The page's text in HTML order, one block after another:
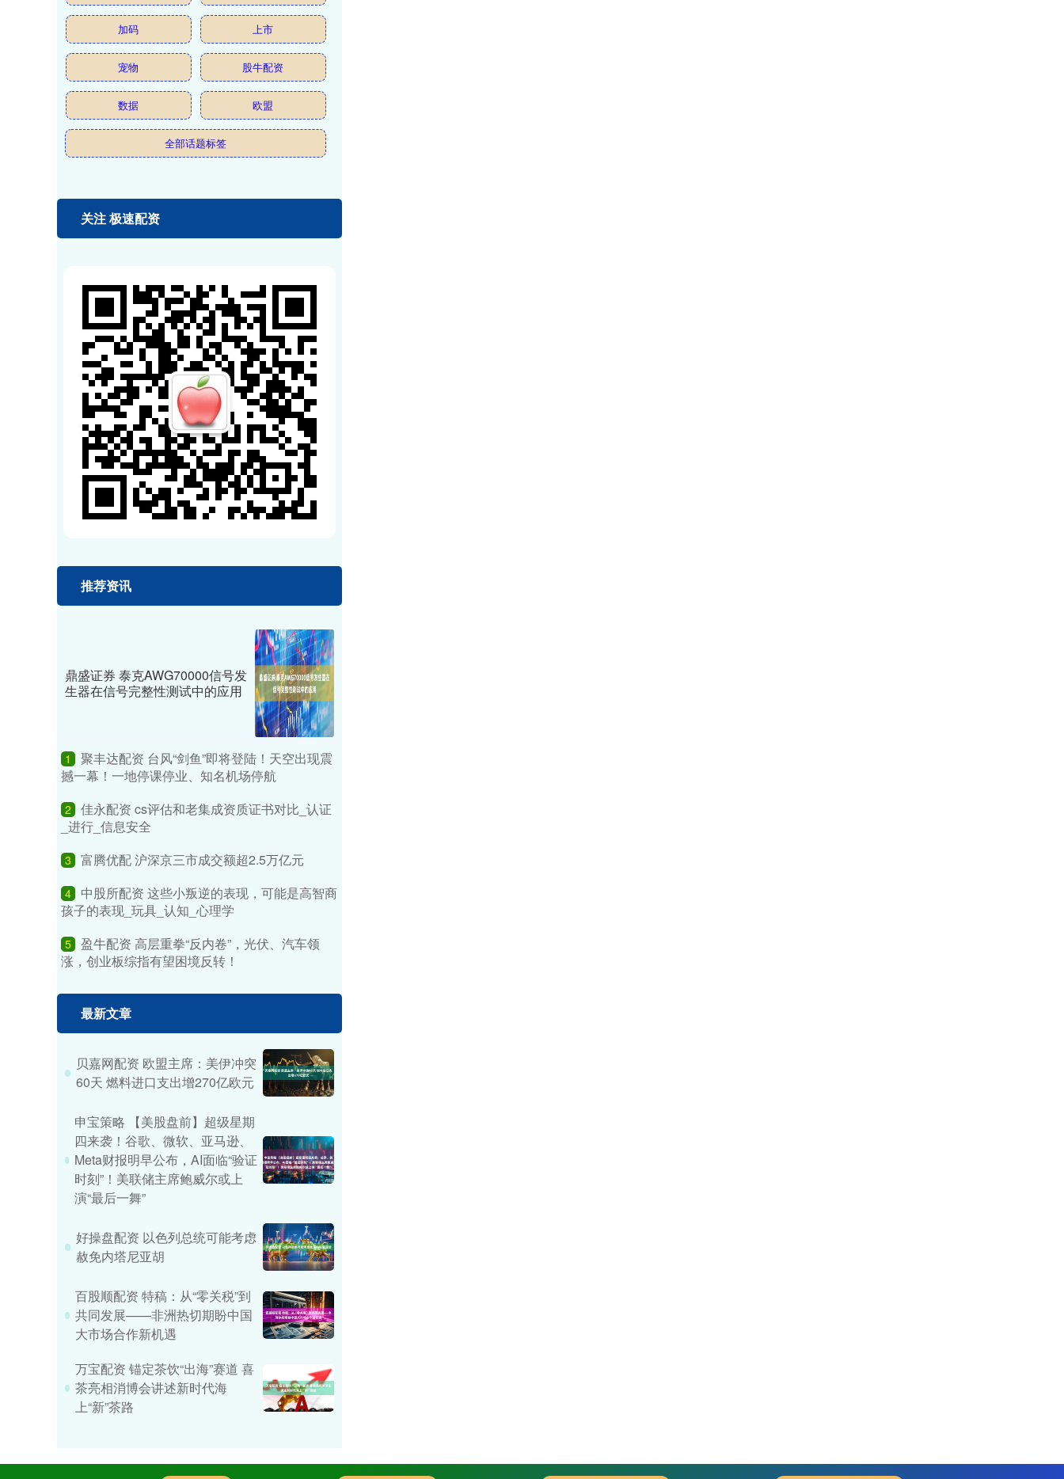
加码 上市
宠物 股牛配资
数据 欧盟
全部话题标签
关注 极速配资
推荐资讯
鼎盛证券 泰克AWG70000信号发
生器在信号完整性测试中的应用
1
聚丰达配资 台风“剑鱼”即将登陆！天空出现震
撼一幕！一地停课停业、知名机场停航
2
佳永配资 cs评估和老集成资质证书对比_认证
_进行_信息安全
3 富腾优配 沪深京三市成交额超2.5万亿元
4
中股所配资 这些小叛逆的表现，可能是高智商
孩子的表现_玩具_认知_心理学
5 盈牛配资 高层重拳“反内卷”，光伏、汽车领
涨，创业板综指有望困境反转！
最新文章
贝嘉网配资 欧盟主席：美伊冲突
60天 燃料进口支出增270亿欧元
申宝策略 【美股盘前】超级星期
四来袭！谷歌、微软、亚马逊、
Meta财报明早公布，AI面临“验证
时刻”！美联储主席鲍威尔或上
演“最后一舞”
好操盘配资 以色列总统可能考虑
赦免内塔尼亚胡
百股顺配资 特稿：从“零关税”到
共同发展——非洲热切期盼中国
大市场合作新机遇
万宝配资 锚定茶饮“出海”赛道 喜
茶亮相消博会讲述新时代海
上“新”茶路